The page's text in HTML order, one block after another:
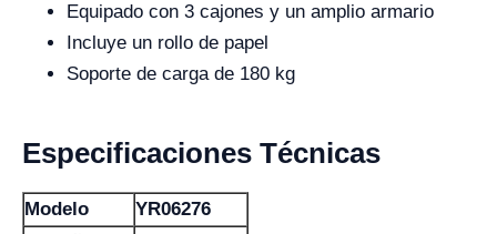
Equipado con 3 cajones y un amplio armario
Incluye un rollo de papel
Soporte de carga de 180 kg
Especificaciones Técnicas
Modelo
YR06276